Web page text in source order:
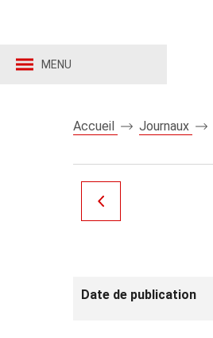
MENU
Accueil Journaux
Date de publication